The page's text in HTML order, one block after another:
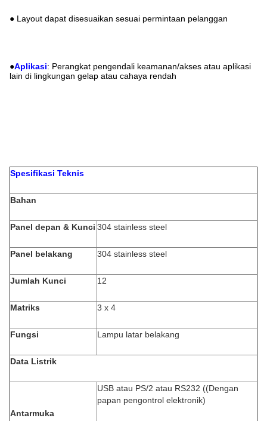
● Layout dapat disesuaikan sesuai permintaan pelanggan
●Aplikasi: Perangkat pengendali keamanan/akses atau aplikasi
lain di lingkungan gelap atau cahaya rendah
Spesifikasi Teknis
Bahan
Panel depan & Kunci 304 stainless steel
Panel belakang 304 stainless steel
Jumlah Kunci 12
Matriks 3 x 4
Fungsi Lampu latar belakang
Data Listrik
Antarmuka
USB atau PS/2 atau RS232 ((Dengan
papan pengontrol elektronik)